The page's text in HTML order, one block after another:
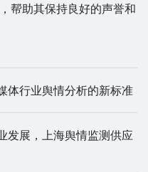
帮助其保持良好的声誉和
体行业舆情分析的新标准
发展，上海舆情监测供应